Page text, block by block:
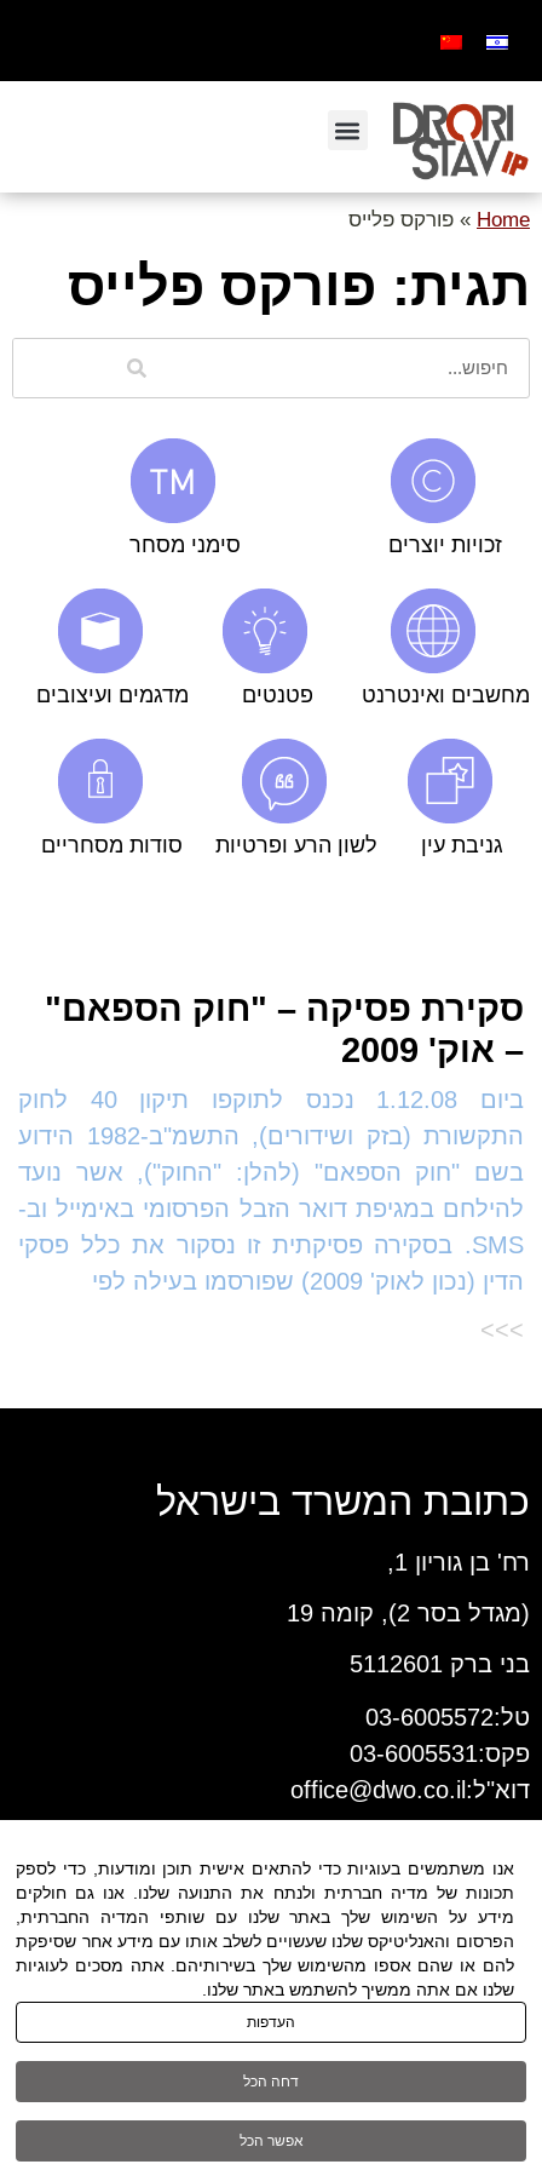
Home
» פורקס פלייס
תגית: פורקס פלייס
זכויות יוצרים סימני מסחר
מחשבים ואינטרנט פטנטים מדגמים ועיצובים
גניבת עין לשון הרע ופרטיות סודות מסחריים
סקירת פסיקה – "חוק הספאם"
– אוק' 2009
ביום 1.12.08 נכנס לתוקפו תיקון 40 לחוק
התקשורת (בזק ושידורים), התשמ"ב-1982 הידוע
בשם "חוק הספאם" (להלן: "החוק"), אשר נועד
להילחם במגיפת דואר הזבל הפרסומי באימייל וב-
SMS. בסקירה פסיקתית זו נסקור את כלל פסקי
הדין (נכון לאוק' 2009) שפורסמו בעילה לפי
>>>
כתובת המשרד בישראל
רח' בן גוריון 1,
(מגדל בסר 2), קומה 19
בני ברק 5112601
טל:03-6005572
פקס:03-6005531
דוא"ל: office@dwo.co.il
תנאי שימוש הצהרת נגישות
| כל
הזכויות שמורות ל DWO ©
אנו משתמשים בעוגיות כדי להתאים אישית תוכן ומודעות, כדי לספק
תכונות של מדיה חברתית ולנתח את התנועה שלנו. אנו גם חולקים
מידע על השימוש שלך באתר שלנו עם שותפי המדיה החברתית,
הפרסום והאנליטיקס שלנו שעשויים לשלב אותו עם מידע אחר שסיפקת
להם או שהם אספו מהשימוש שלך בשירותיהם. אתה מסכים לעוגיות
שלנו אם אתה ממשיך להשתמש באתר שלנו.
העדפות
דחה הכל
אפשר הכל